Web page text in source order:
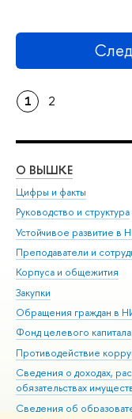
1 2
О ВЫШКЕ
Цифры и факты
Руководство и структура
Устойчивое развитие
Преподаватели и
Корпуса и общежития
Закупки
Обращения граждан в
Фонд целевого капитала
Противодействие
Сведения о доходах,
обязательствах
Сведения об